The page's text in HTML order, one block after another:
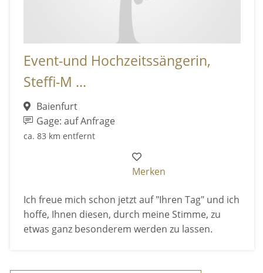
Event-und Hochzeitssängerin,
Steffi-M ...
Baienfurt
Gage: auf Anfrage
ca. 83 km entfernt
Merken
Ich freue mich schon jetzt auf "Ihren Tag" und ich
hoffe, Ihnen diesen, durch meine Stimme, zu
etwas ganz besonderem werden zu lassen.